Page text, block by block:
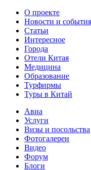
О проекте
Новости и события
Статьи
Интересное
Города
Отели Китая
Медицина
Образование
Турфирмы
Туры в Китай
Авиа
Услуги
Визы и посольства
Фотогалереи
Видео
Форум
Блоги